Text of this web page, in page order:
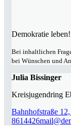
Demokratie leben!
Bei inhaltlichen
bei Wünschen und
Julia Bissinger
Kreisjugendring
Bahnhofstraße
8614426